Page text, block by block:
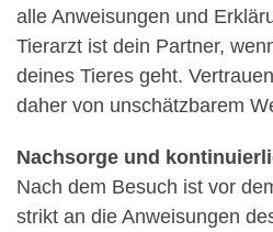
alle Anweisungen und
Tierarzt ist dein Partner,
deines Tieres geht.
daher von unschätzbarem
Nachsorge und
Nach dem Besuch ist vor
strikt an die Anweisungen